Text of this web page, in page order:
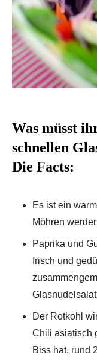
Was müsst
schnellen
Die Facts:
Es ist ein
Möhren
Paprika und
frisch und
Der Rotkohl
Chili asiatisch
Biss hat, rund